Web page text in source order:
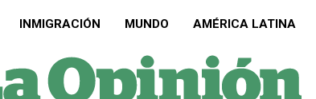
INMIGRACIÓN MUNDO AMÉRICA LATINA